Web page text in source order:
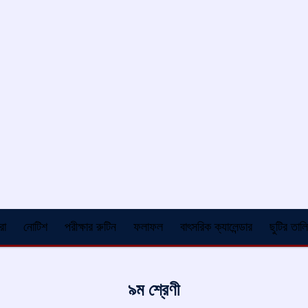
নোটিশ পরীক্ষার রুটিন ফলাফল বাৎসরিক ক্যালেন্ডার ছুটির
৯ম শ্রেণী